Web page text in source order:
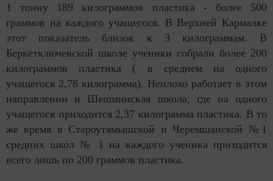
1 тонну 189 килограммов пластика - более 500
граммов на каждого учащегося. В Верхней Кармалке
этот показатель близок к 3 килограммам. В
Беркетключевской школе ученики собрали более 200
килограммов пластика ( в среднем на одного
учащегося 2,78 килограмма). Неплохо работает в этом
направлении и Шешминская школа, где на одного
учащегося приходится 2,37 килограмма пластика. В то
же время в Староутямышской и Черемшанской №1
средних школ № 1 на каждого ученика приходится
всего лишь по 200 граммов пластика.